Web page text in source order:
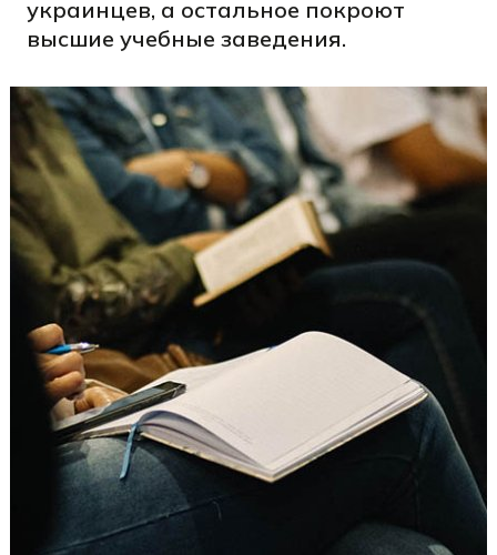
украинцев, а остальное покроют
высшие учебные заведения.